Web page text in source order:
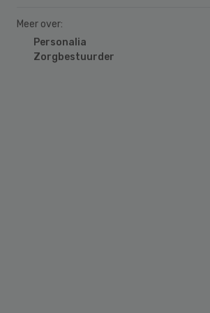
Meer over:
Personalia
Zorgbestuurder